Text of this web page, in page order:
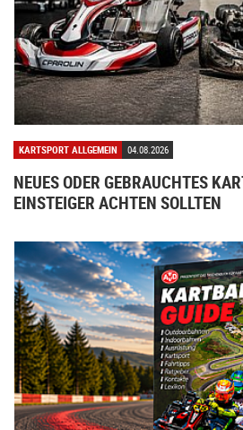
KARTSPORT ALLGEMEIN 04.08.2026
NEUES ODER GEBRAUCHTES
EINSTEIGER ACHTEN SOLLTEN